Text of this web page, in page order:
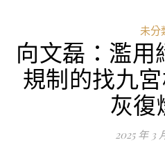
未分
向文磊：濫用
規制的找九
灰復
2025 年 3